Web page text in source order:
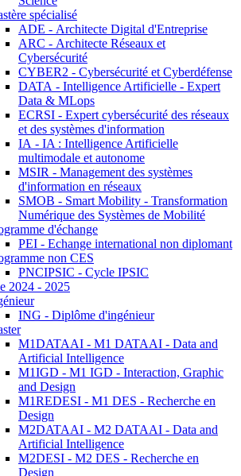
spécialisé
ADE - Architecte Digital d'Entreprise
ARC - Architecte Réseaux et
Cybersécurité
CYBER2 - Cybersécurité et Cyberdéfense
DATA - Intelligence Artificielle - Expert
Data & MLops
ECRSI - Expert cybersécurité des réseaux
et des systèmes d'information
IA - IA : Intelligence Artificielle
multimodale et autonome
MSIR - Management des systèmes
d'information en réseaux
SMOB - Smart Mobility - Transformation
Numérique des Systèmes de Mobilité
d'échange
PEI - Echange international non diplomant
non CES
PNCIPSIC - Cycle IPSIC
2024 - 2025
ING - Diplôme d'ingénieur
M1DATAAI - M1 DATAAI - Data and
Artificial Intelligence
M1IGD - M1 IGD - Interaction, Graphic
and Design
M1REDESI - M1 DES - Recherche en
Design
M2DATAAI - M2 DATAAI - Data and
Artificial Intelligence
M2DESI - M2 DES - Recherche en
Design